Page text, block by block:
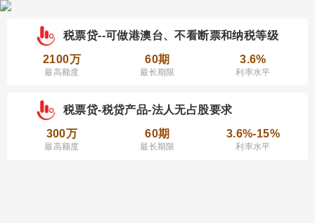
税票贷--可做港澳台、不看断票和纳税等级
2100万
最高额度
60期
最长期限
3.6%
利率水平
税票贷-税贷产品-法人无占股要求
300万
最高额度
60期
最长期限
3.6%-15%
利率水平